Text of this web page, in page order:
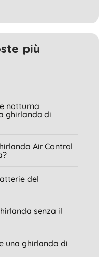
più
notturna
ghirlanda di
Air Control
del
senza il
una ghirlanda di